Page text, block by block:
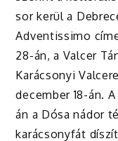
sor kerül a
Adventissimo
28-án, a Valcer
Karácsonyi
december 18-án.
án a Dósa nádor
karácsonyfát